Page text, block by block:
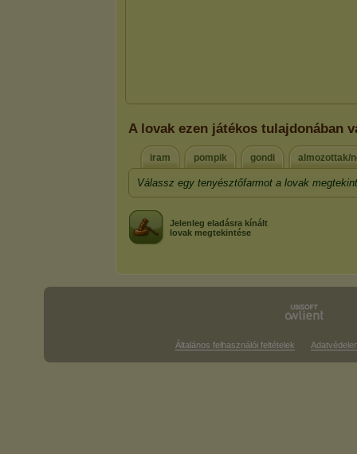
A lovak ezen játékos tulajdonában
iram pompik gondi almozottak/
Válassz egy tenyésztőfarmot a lovak
Jelenleg eladásra kínált
lovak megtekintése
Általános felhasználói feltételek